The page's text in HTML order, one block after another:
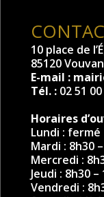
10 place de
85120
E-mail :
Tél. : 02 51 00
Horaires
Lundi : fermé
Mardi : 8h30
Mercredi :
Jeudi : 8h30
Vendredi :